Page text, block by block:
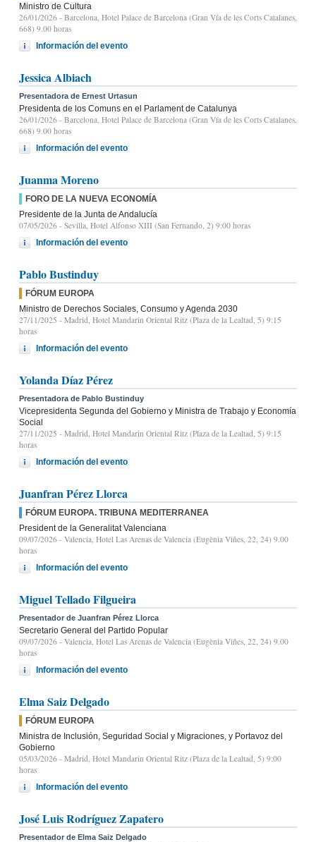
Ministro de Cultura
26/01/2026 - Barcelona, Hotel Palace de Barcelona (Gran Vía de les Corts Catalanes,
668) 9.00 horas
Información del evento
Jessica Albiach
Presentadora de Ernest Urtasun
Presidenta de los Comuns en el Parlament de Catalunya
26/01/2026 - Barcelona, Hotel Palace de Barcelona (Gran Vía de les Corts Catalanes,
668) 9.00 horas
Información del evento
Juanma Moreno
FORO DE LA NUEVA ECONOMÍA
Presidente de la Junta de Andalucía
07/05/2026 - Sevilla, Hotel Alfonso XIII (San Fernando, 2) 9:00 horas
Información del evento
Pablo Bustinduy
FÓRUM EUROPA
Ministro de Derechos Sociales, Consumo y Agenda 2030
27/11/2025 - Madrid, Hotel Mandarin Oriental Ritz (Plaza de la Lealtad, 5) 9:15
horas
Información del evento
Yolanda Díaz Pérez
Presentadora de Pablo Bustinduy
Vicepresidenta Segunda del Gobierno y Ministra de Trabajo y Economía
Social
27/11/2025 - Madrid, Hotel Mandarin Oriental Ritz (Plaza de la Lealtad, 5) 9:15
horas
Información del evento
Juanfran Pérez Llorca
FÓRUM EUROPA. TRIBUNA MEDITERRANEA
President de la Generalitat Valenciana
09/07/2026 - Valencia, Hotel Las Arenas de Valencia (Eugènia Viñes, 22, 24) 9.00
horas
Información del evento
Miguel Tellado Filgueira
Presentador de Juanfran Pérez Llorca
Secretario General del Partido Popular
09/07/2026 - Valencia, Hotel Las Arenas de Valencia (Eugènia Viñes, 22, 24) 9.00
horas
Información del evento
Elma Saiz Delgado
FÓRUM EUROPA
Ministra de Inclusión, Seguridad Social y Migraciones, y Portavoz del
Gobierno
05/03/2026 - Madrid, Hotel Mandarin Oriental Ritz (Plaza de la Lealtad, 5) 9:00
horas
Información del evento
José Luis Rodríguez Zapatero
Presentador de Elma Saiz Delgado